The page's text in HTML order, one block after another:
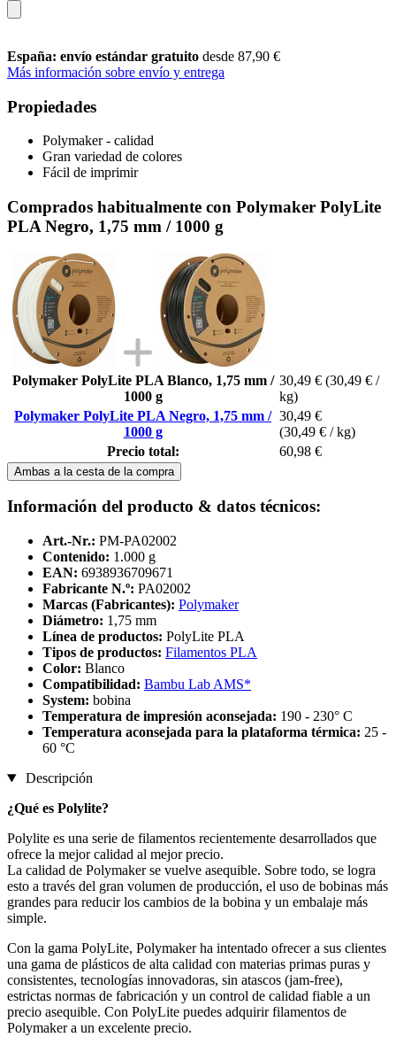
España: envío estándar gratuito desde 87,90 €
Más información sobre envío y entrega
Propiedades
Polymaker - calidad
Gran variedad de colores
Fácil de imprimir
Comprados habitualmente con Polymaker PolyLite
PLA Negro, 1,75 mm / 1000 g
Polymaker PolyLite PLA Blanco, 1,75 mm /
1000 g
30,49 € (30,49 € /
kg)
Polymaker PolyLite PLA Negro, 1,75 mm /
1000 g
30,49 €
(30,49 € / kg)
Precio total:
60,98 €
Ambas a la cesta de la compra
Información del producto & datos técnicos:
Art.-Nr.: PM-PA02002
Contenido: 1.000 g
EAN: 6938936709671
Fabricante N.º: PA02002
Marcas (Fabricantes): Polymaker
Diámetro: 1,75 mm
Línea de productos: PolyLite PLA
Tipos de productos: Filamentos PLA
Color: Blanco
Compatibilidad: Bambu Lab AMS*
System: bobina
Temperatura de impresión aconsejada: 190 - 230° C
Temperatura aconsejada para la plataforma térmica: 25 -
60 °C
Descripción
¿Qué es Polylite?
Polylite es una serie de filamentos recientemente desarrollados que
ofrece la mejor calidad al mejor precio.
La calidad de Polymaker se vuelve asequible. Sobre todo, se logra
esto a través del gran volumen de producción, el uso de bobinas más
grandes para reducir los cambios de la bobina y un embalaje más
simple.
Con la gama PolyLite, Polymaker ha intentado ofrecer a sus clientes
una gama de plásticos de alta calidad con materias primas puras y
consistentes, tecnologías innovadoras, sin atascos (jam-free),
estrictas normas de fabricación y un control de calidad fiable a un
precio asequible. Con PolyLite puedes adquirir filamentos de
Polymaker a un excelente precio.